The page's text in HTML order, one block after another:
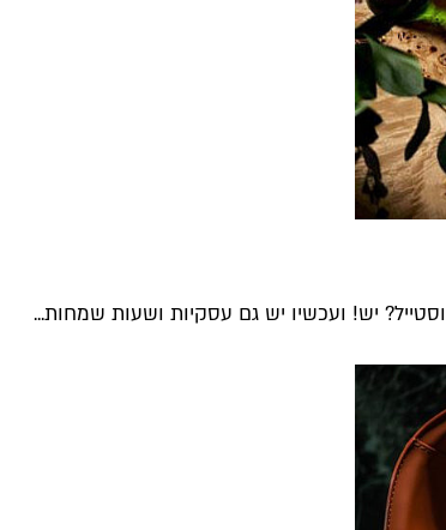
יש! ועכשיו יש גם עסקיות ושעות שמחות...